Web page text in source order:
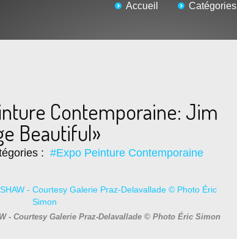
Accueil Catégories
Contemporaine: Jim
Beautiful»
: #Expo Peinture Contemporaine
- Courtesy Galerie Praz-Delavallade © Photo Éric Simon